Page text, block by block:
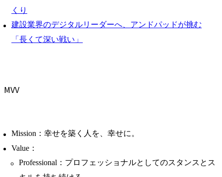
くり
建設業界のデジタルリーダーへ、アンドパッドが挑む
「長くて深い戦い」
MVV
Mission：幸せを築く人を、幸せに。
Value：
Professional：プロフェッショナルとしてのスタンスとス